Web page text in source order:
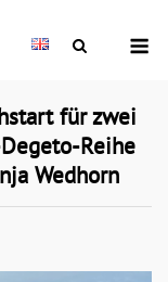
für zwei
Reihe
Wedhorn